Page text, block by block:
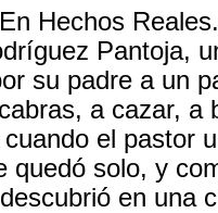
Hechos
Pantoja,
su padre a un
a cazar, a
el pastor
quedó solo, y
en una